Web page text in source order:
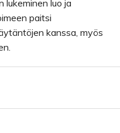
lukeminen luo ja
paitsi
kanssa, myös